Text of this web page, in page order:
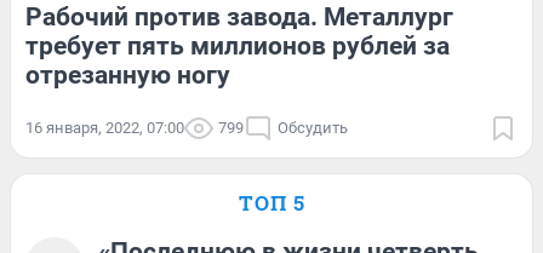
Рабочий против завода. Металлург
требует пять миллионов рублей за
отрезанную ногу
16 января, 2022, 07:00 799 Обсудить
ТОП 5